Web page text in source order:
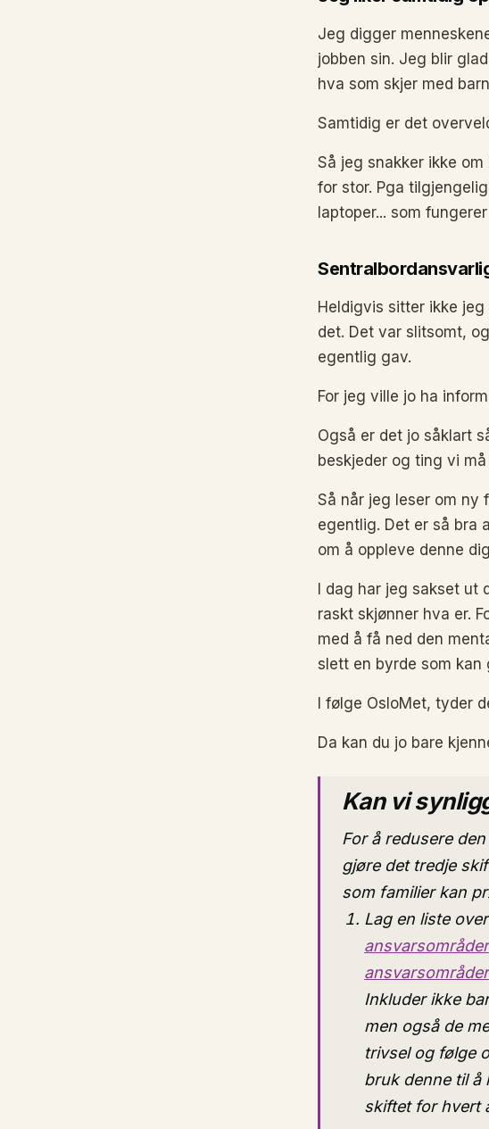
Jeg digger
jobben sin. Jeg blir
hva som skjer med
Samtidig er det
Så jeg snakker ikke
for stor. Pga
laptoper... som
Heldigvis sitter ikke
det. Det var slitsomt,
egentlig gav.
For jeg ville jo ha
Også er det jo såklart
beskjeder og ting vi må
Så når jeg leser om ny
egentlig. Det er så bra
om å oppleve denne
I dag har jeg sakset ut
raskt skjønner hva er.
med å få ned den
slett en byrde som kan
I følge OsloMet, tyder
Da kan du jo bare
Kan vi
For å redusere
gjøre det tredje
som familier kan
Lag en liste
ansvarsområder
ansvarsområder
Inkluder ikke
men også de
trivsel og følge
bruk denne til å
skiftet for hvert